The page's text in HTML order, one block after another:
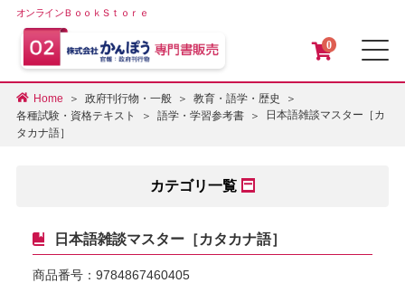
オンラインＢｏｏｋＳｔｏｒｅ
0
Home 政府刊行物・一般
教育・語学・歴史
各種試験・資格テキスト
語学・学習参考書
日本語雑談マスター［カ
タカナ語］
カテゴリ一覧
日本語雑談マスター［カタカナ語］
商品番号： 9784867460405